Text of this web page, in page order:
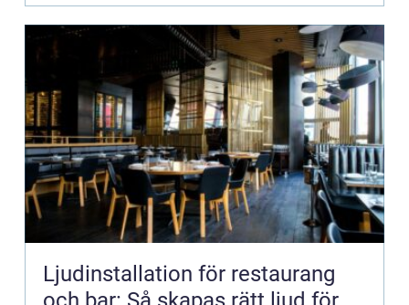
Ljudinstallation för restaurang